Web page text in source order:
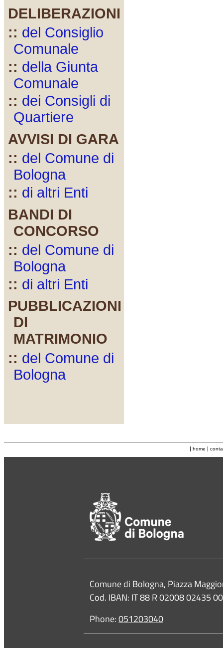
DELIBERAZIONI
:: del Consiglio
Comunale
:: della Giunta
Comunale
:: dei Consigli di
Quartiere
AVVISI DI GARA
:: del Comune di
Bologna
:: di altri Enti
BANDI DI
CONCORSO
:: del Comune di
Bologna
:: di altri Enti
PUBBLICAZIONI
DI
MATRIMONIO
:: del Comune di
Bologna
| home |
Contacts
Comune di Bologna, Piazza
Cod. IBAN: IT 88 R 02008 02435
Phone:051203040